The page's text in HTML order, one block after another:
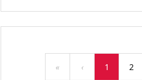
« ‹ 1 2